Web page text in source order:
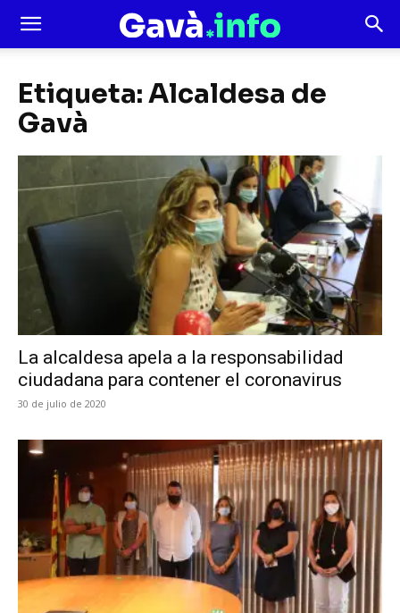
Etiqueta: Alcaldesa de
Gavà
La alcaldesa apela a la responsabilidad
ciudadana para contener el coronavirus
30 de julio de 2020